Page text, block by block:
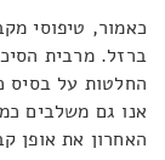
כאמור, טיפוסי
ברזל. מרבית
החלטות על בסיס
אנו גם משלבים
האחרון את אופן